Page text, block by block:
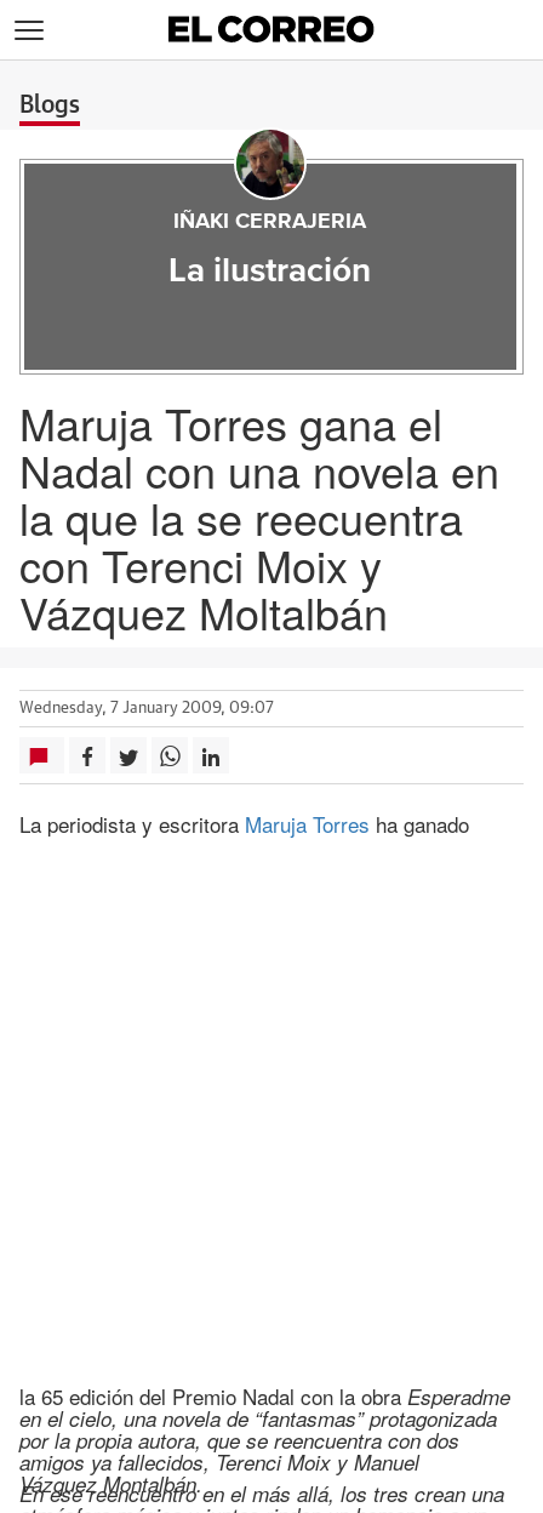
Blogs
IÑAKI CERRAJERIA
La ilustración
Maruja Torres gana el
Nadal con una novela en
la que la se reecuentra
con Terenci Moix y
Vázquez Moltalbán
Wednesday, 7 January 2009, 09:07
La periodista y escritora Maruja Torres ha ganado
la 65 edición del Premio Nadal con la obra Esperadme
en el cielo, una novela de “fantasmas” protagonizada
por la propia autora, que se reencuentra con dos
amigos ya fallecidos, Terenci Moix y Manuel
Vázquez Montalbán.
En ese reencuentro en el más allá, los tres crean una